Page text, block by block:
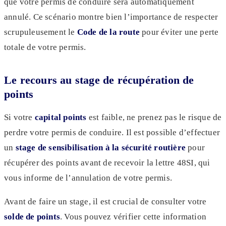
annulé. Ce scénario montre bien l’importance de respecter
scrupuleusement le Code de la route pour éviter une perte
totale de votre permis.
Le recours au stage de récupération de
points
Si votre capital points est faible, ne prenez pas le risque de
perdre votre permis de conduire. Il est possible d’effectuer
un stage de sensibilisation à la sécurité routière pour
récupérer des points avant de recevoir la lettre 48SI, qui
vous informe de l’annulation de votre permis.
Avant de faire un stage, il est crucial de consulter votre
solde de points. Vous pouvez vérifier cette information